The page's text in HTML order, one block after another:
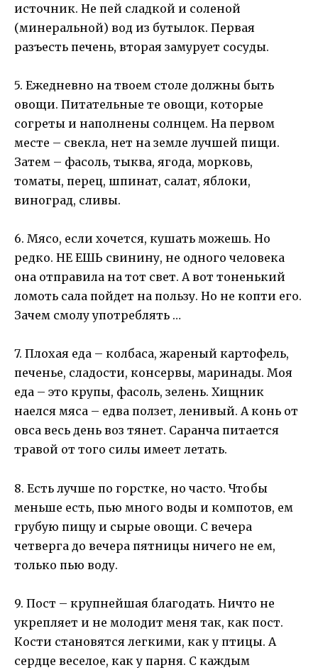
источник. Не пей сладкой и соленой
(минеральной) вод из бутылок. Первая
разъесть печень, вторая замурует сосуды.
5. Ежедневно на твоем столе должны быть
овощи. Питательные те овощи, которые
согреты и наполнены солнцем. На первом
месте – свекла, нет на земле лучшей пищи.
Затем – фасоль, тыква, ягода, морковь,
томаты, перец, шпинат, салат, яблоки,
виноград, сливы.
6. Мясо, если хочется, кушать можешь. Но
редко. НЕ ЕШЬ свинину, не одного человека
она отправила на тот свет. А вот тоненький
ломоть сала пойдет на пользу. Но не копти его.
Зачем смолу употреблять …
7. Плохая еда – колбаса, жареный картофель,
печенье, сладости, консервы, маринады. Моя
еда – это крупы, фасоль, зелень. Хищник
наелся мяса – едва ползет, ленивый. А конь от
овса весь день воз тянет. Саранча питается
травой от того силы имеет летать.
8. Есть лучше по горстке, но часто. Чтобы
меньше есть, пью много воды и компотов, ем
грубую пищу и сырые овощи. С вечера
четверга до вечера пятницы ничего не ем,
только пью воду.
9. Пост – крупнейшая благодать. Ничто не
укрепляет и не молодит меня так, как пост.
Кости становятся легкими, как у птицы. А
сердце веселое, как у парня. С каждым